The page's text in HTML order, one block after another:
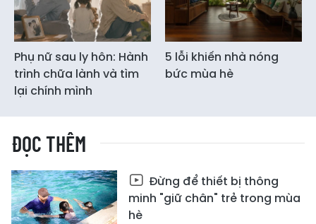
Phụ nữ sau ly hôn: Hành
trình chữa lành và tìm
lại chính mình
5 lỗi khiến nhà nóng
bức mùa hè
ĐỌC THÊM
Đừng để thiết bị thông
minh "giữ chân" trẻ trong mùa
hè